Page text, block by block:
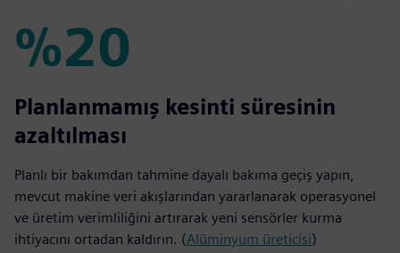
%20
%20
Planlanmamış kesinti süresinin
azaltılması
Planlı bir bakımdan tahmine dayalı bakıma geçiş yapın,
mevcut makine veri akışlarından yararlanarak operasyonel
ve üretim verimliliğini artırarak yeni sensörler kurma
ihtiyacını ortadan kaldırın. (Alüminyum üreticisi)